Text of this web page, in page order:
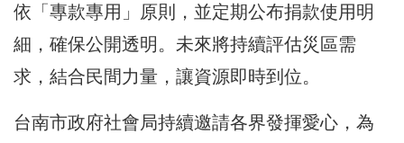
依「專款專用」原則，並定期公布捐款使用明
細，確保公開透明。未來將持續評估災區需
求，結合民間力量，讓資源即時到位。
台南市政府社會局持續邀請各界發揮愛心，為